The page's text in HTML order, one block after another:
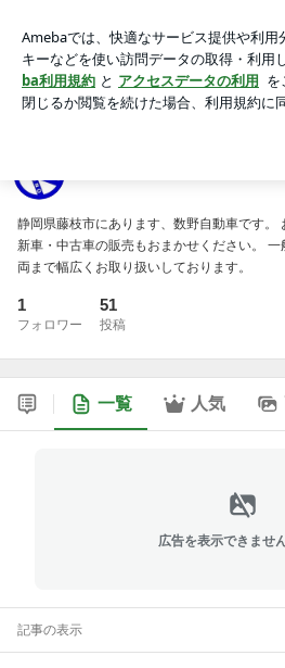
アプリをダウンロードして ブログの更新
ょう。
静岡県藤枝市にあります、数野自動車です。
新車・中古車の販売もおまかせください。
両まで幅広くお取り扱いしております。
1
フォロワー
51
投稿
一覧 人気
広告を表示できませ
記事の表示